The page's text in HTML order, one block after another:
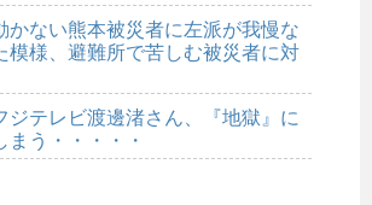
かない熊本被災者に左派が我慢な
模様、避難所で苦しむ被災者に対
ジテレビ渡邊渚さん、『地獄』に
まう・・・・・